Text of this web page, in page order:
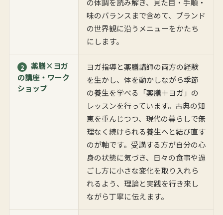
の体調を読み解き、見た目・手順・
味のバランスまで含めて、ブランド
の世界観に沿うメニューをかたち
にします。
2
薬膳×ヨガ
の講座・ワーク
ショップ
ヨガ指導と薬膳講師の両方の経験
を生かし、体を動かしながら季節
の養生を学べる「薬膳＋ヨガ」の
レッスンを行っています。古典の知
恵を重んじつつ、現代の暮らしで無
理なく続けられる養生へと結び直す
のが軸です。受講する方が自分の心
身の状態に気づき、日々の食事や過
ごし方に小さな変化を取り入れら
れるよう、理論と実践を行き来し
ながら丁寧に伝えます。